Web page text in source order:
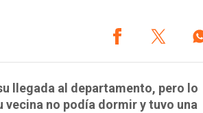
llegada al departamento, pero lo
vecina no podía dormir y tuvo una